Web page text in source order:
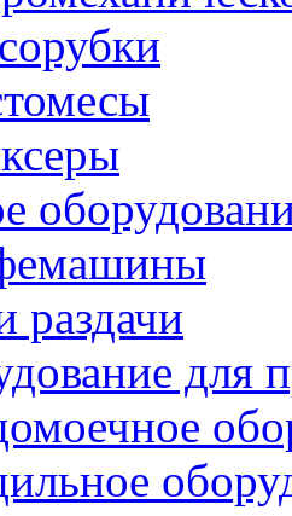
раздачи
для